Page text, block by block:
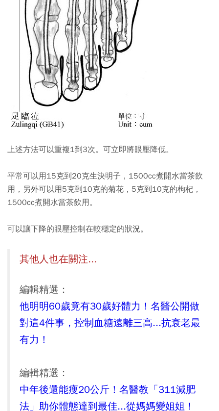
上述方法可以重複1到3次。可立即將眼壓降低。
平常可以用15克到20克生決明子，1500cc煮開水當茶飲
用，另外可以用5克到10克的菊花，5克到10克的枸杞，
1500cc煮開水當茶飲用。
可以讓下降的眼壓控制在較穩定的狀況。
其他人也在關注...
編輯精選：
他明明60歲竟有30歲好體力！名醫公開做
對這4件事，控制血糖遠離三高...抗衰老最
有力！
編輯精選：
中年後還能瘦20公斤！名醫教「311減肥
法」助你體態達到最佳...從媽媽變姐姐！